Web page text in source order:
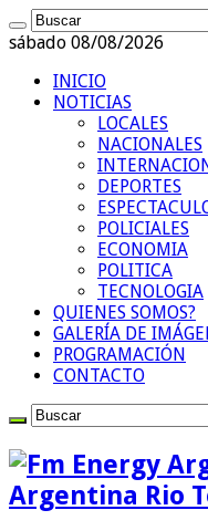
sábado 08/08/2026
INICIO
NOTICIAS
LOCALES
NACIONALES
DEPORTES
POLICIALES
ECONOMIA
POLITICA
TECNOLOGIA
QUIENES SOMOS?
GALERÍA DE
PROGRAMACIÓN
CONTACTO
Argentina Rio